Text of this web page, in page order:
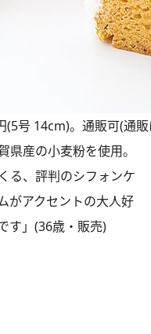
(5号 14cm)。通販可(通
産の小麦粉を使用。
る、評判のシフォンケ
がアクセントの大人好
す」(36歳・販売)